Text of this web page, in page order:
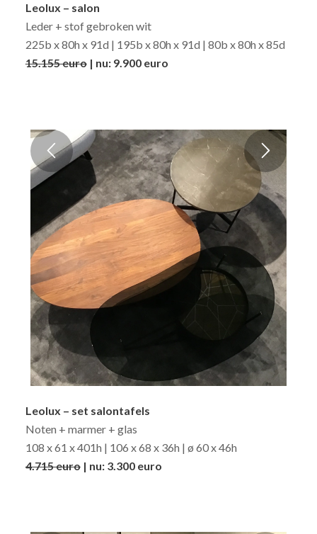
Leolux – salon
Leder + stof gebroken wit
225b x 80h x 91d | 195b x 80h x 91d | 80b x 80h x 85d
15.155 euro| nu: 9.900 euro
Leolux – set salontafels
Noten + marmer + glas
108 x 61 x 401h | 106 x 68 x 36h | ø 60 x 46h
4.715 euro| nu: 3.300 euro